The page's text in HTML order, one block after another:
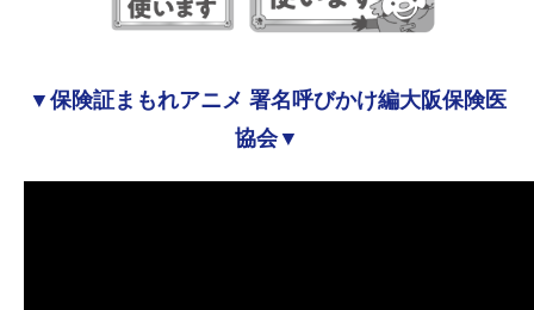
▼保険証まもれアニメ 署名呼びかけ編大阪保険医
協会▼